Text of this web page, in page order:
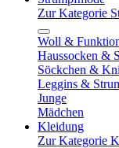
Zur Kategorie
Woll &
Haussocken &
Söckchen &
Leggins &
Junge
Mädchen
Kleidung
Zur Kategorie